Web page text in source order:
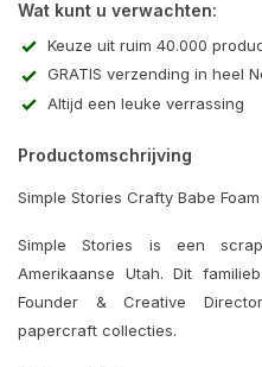
Wat kunt u verwachten:
Keuze uit ruim 40.000
GRATIS verzending in heel
Altijd een leuke verrassing
Productomschrijving
Simple Stories Crafty Babe
Simple Stories is een
Amerikaanse Utah. Dit
Founder & Creative
papercraft collecties.